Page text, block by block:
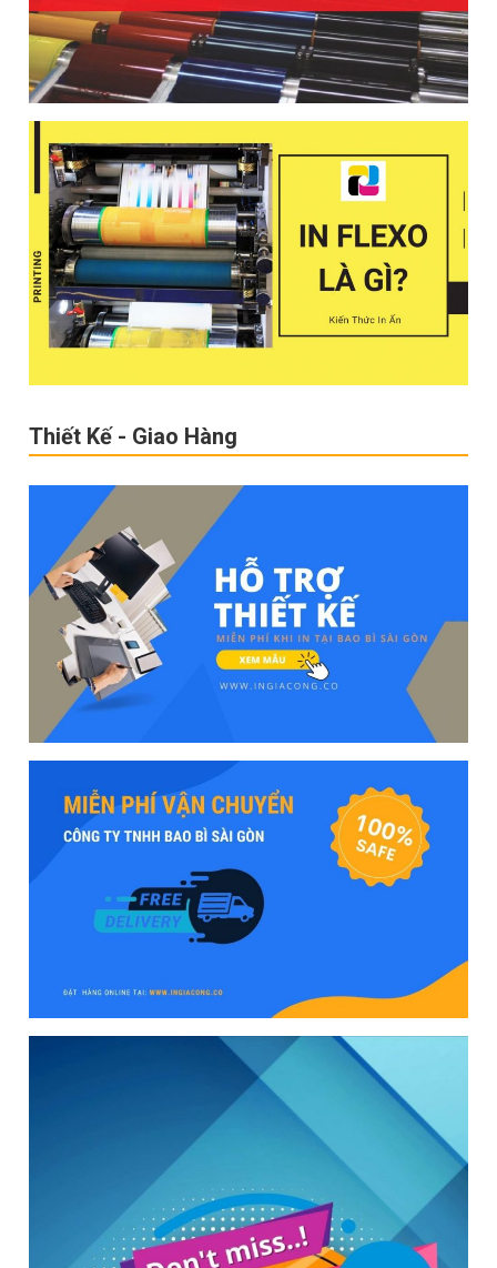
Thiết Kế - Giao Hàng